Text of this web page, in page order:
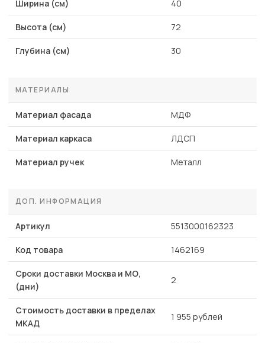
Ширина (см) 40
Высота (см) 72
Глубина (см) 30
МАТЕРИАЛЫ
Материал фасада МДФ
Материал каркаса ЛДСП
Материал ручек Металл
ДОП. ИНФОРМАЦИЯ
Артикул 5513000162323
Код товара 1462169
Сроки доставки Москва и МО,
(дни)
2
Стоимость доставки в пределах
МКАД
1 955 рублей